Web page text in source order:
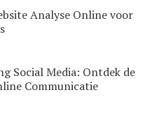
Analyse Online voor
Social Media: Ontdek de
Communicatie